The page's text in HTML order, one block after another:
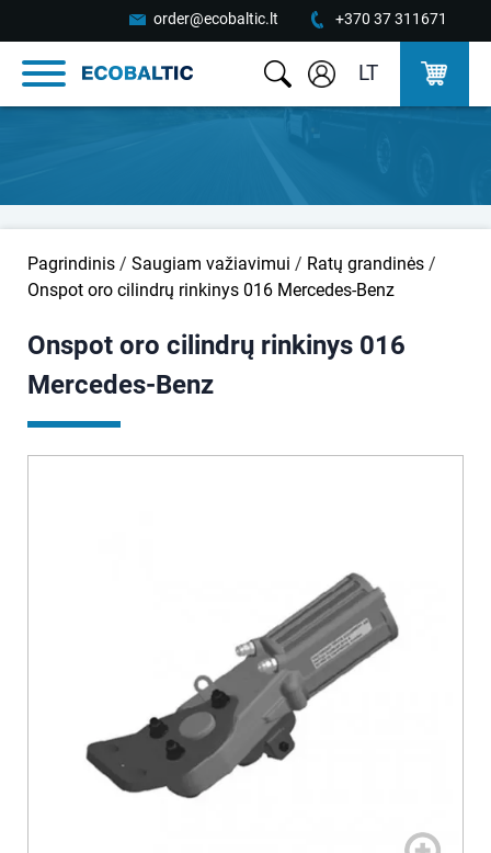
order@ecobaltic.lt +370 37 311671
LT
Pagrindinis / Saugiam važiavimui / Ratų grandinės /
Onspot oro cilindrų rinkinys 016 Mercedes-Benz
Onspot oro cilindrų rinkinys 016
Mercedes-Benz